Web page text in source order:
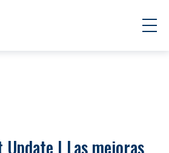
| Las mejoras